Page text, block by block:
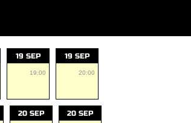
19 SEP
19:00
19 SEP
20:00
20 SEP 20 SEP